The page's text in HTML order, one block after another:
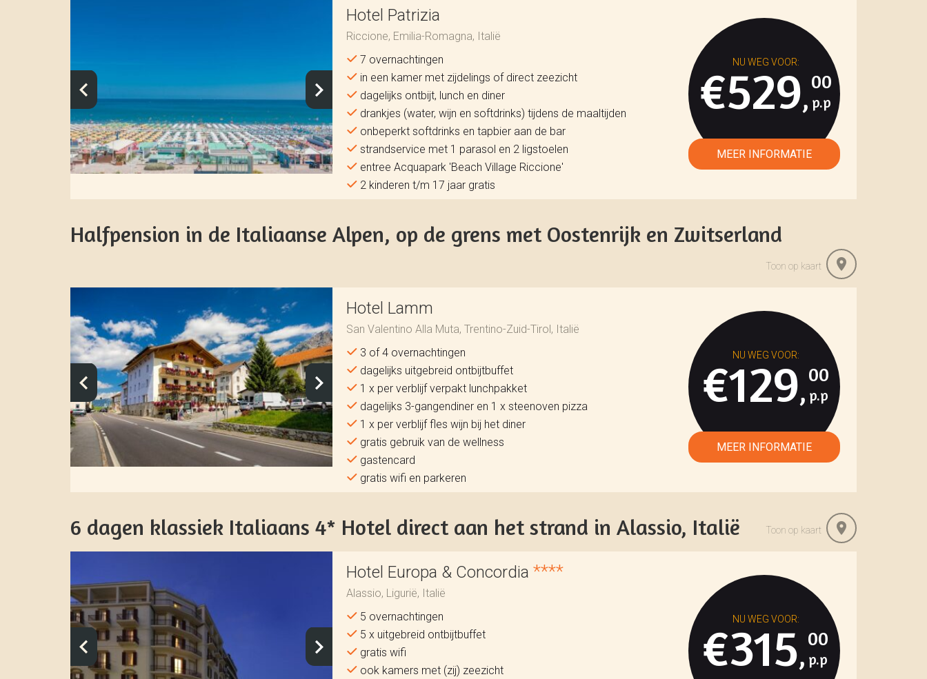
Hotel Patrizia
Riccione, Emilia-Romagna, Italië
7 overnachtingen
in een kamer met zijdelings of direct zeezicht
dagelijks ontbijt, lunch en diner
drankjes (water, wijn en softdrinks) tijdens de maaltijden
onbeperkt softdrinks en tapbier aan de bar
strandservice met 1 parasol en 2 ligstoelen
entree Acquapark 'Beach Village Riccione'
2 kinderen t/m 17 jaar gratis
€529,
00
Halfpension in de Italiaanse Alpen, op de grens met Oostenrijk en Zwitserland
Toon op kaart
Hotel Lamm
San Valentino Alla Muta, Trentino-Zuid-Tirol, Italië
3 of 4 overnachtingen
dagelijks uitgebreid ontbijtbuffet
1 x per verblijf verpakt lunchpakket
dagelijks 3-gangendiner en 1 x steenoven pizza
1 x per verblijf fles wijn bij het diner
gratis gebruik van de wellness
gastencard
gratis wifi en parkeren
€129,
00
6 dagen klassiek Italiaans 4* Hotel direct aan het strand in Alassio, Italië Toon op kaart
Hotel Europa & Concordia ****
Alassio, Ligurië, Italië
5 overnachtingen
5 x uitgebreid ontbijtbuffet
gratis wifi
ook kamers met (zij) zeezicht
€315,
00